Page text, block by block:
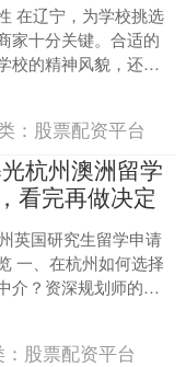
在辽宁，为学校挑选
家十分关键。合适的
校的精神风貌，还关
和健康。据行业调研
认为....
： 股票配资平台
杭州澳洲留学
看完再做决定
英国研究生留学申请
一、在杭州如何选择
介？资深规划师的客
上，杭州地区的学生
股票配资平台